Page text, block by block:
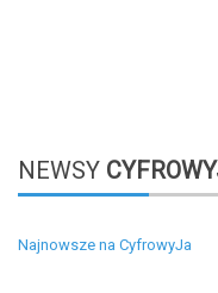
NEWSY
Najnowsze na CyfrowyJa